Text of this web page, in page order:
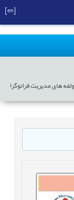
های مدیریت فرانوگرا